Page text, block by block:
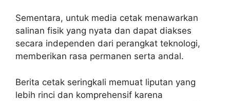
Sementara, untuk media cetak menawarkan
salinan fisik yang nyata dan dapat diakses
secara independen dari perangkat teknologi,
memberikan rasa permanen serta andal.
Berita cetak seringkali memuat liputan yang
lebih rinci dan komprehensif karena